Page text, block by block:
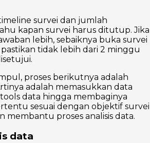
survei dan jumlah
kapan survei harus ditutup. Jika
lebih, sebaiknya buka survei
pastikan tidak lebih dari 2 minggu
proses berikutnya adalah
adalah memasukkan data
data hingga membaginya
sesuai dengan objektif survei
membantu proses analisis data.
data